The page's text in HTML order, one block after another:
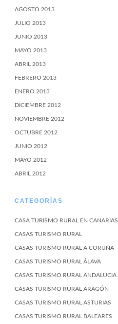
AGOSTO 2013
JULIO 2013
JUNIO 2013
MAYO 2013
ABRIL 2013
FEBRERO 2013
ENERO 2013
DICIEMBRE 2012
NOVIEMBRE 2012
OCTUBRE 2012
JUNIO 2012
MAYO 2012
ABRIL 2012
CATEGORÍAS
CASA TURISMO RURAL EN CANARIAS
CASAS TURISMO RURAL
CASAS TURISMO RURAL A CORUÑA
CASAS TURISMO RURAL ÁLAVA
CASAS TURISMO RURAL ANDALUCIA
CASAS TURISMO RURAL ARAGÓN
CASAS TURISMO RURAL ASTURIAS
CASAS TURISMO RURAL BALEARES